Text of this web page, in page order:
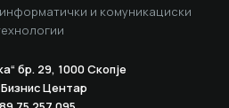
и комуникациски
бр. 29, 1000 Скопје
Центар